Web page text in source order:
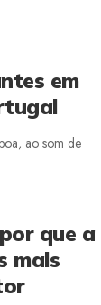
em
ao som de
que a
mais